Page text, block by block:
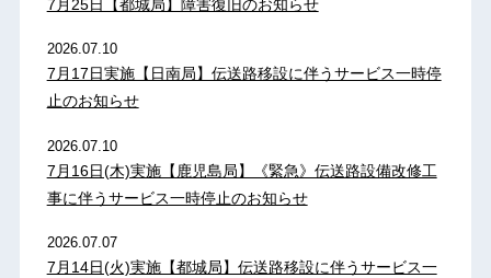
7月25日【都城局】障害復旧のお知らせ
2026.07.10
7月17日実施【日南局】伝送路移設に伴うサービス一時停
止のお知らせ
2026.07.10
7月16日(木)実施【鹿児島局】《緊急》伝送路設備改修工
事に伴うサービス一時停止のお知らせ
2026.07.07
7月14日(火)実施【都城局】伝送路移設に伴うサービス一